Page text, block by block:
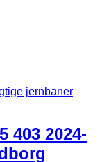
jernbaner
403 2024-